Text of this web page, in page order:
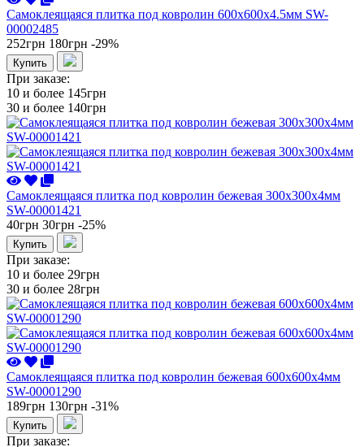
Самоклеящаяся плитка под ковролин 600х600х4.5мм SW-
00002485
252грн 180грн -29%
Купить
При заказе:
10 и более 145грн
30 и более 140грн
Самоклеящаяся плитка под ковролин бежевая 300х300х4мм
SW-00001421
40грн 30грн -25%
Купить
При заказе:
10 и более 29грн
30 и более 28грн
Самоклеящаяся плитка под ковролин бежевая 600х600х4мм
SW-00001290
189грн 130грн -31%
Купить
При заказе: